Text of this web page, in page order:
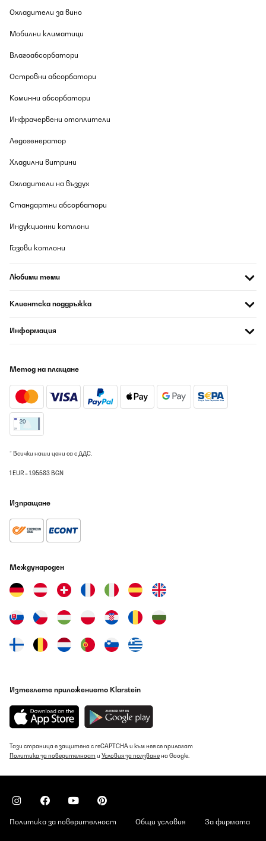
Охладители за вино
Мобилни климатици
Влагоабсорбатори
Островни абсорбатори
Коминни абсорбатори
Инфрачервени отоплители
Ледогенератор
Хладилни витрини
Охладители на въздух
Стандартни абсорбатори
Индукционни котлони
Газови котлони
Любими теми
Клиентска поддръжка
Информация
Метод на плащане
* Всички наши цени са с ДДС.
1 EUR = 1.95583 BGN
Изпращане
Международен
Изтеглете приложението Klarstein
Тази страница е защитена с reCAPTCHA и към нея се прилагат
Политика за поверителност и Условия за ползванена Google.
Политика за поверителност Общи условия За фирмата